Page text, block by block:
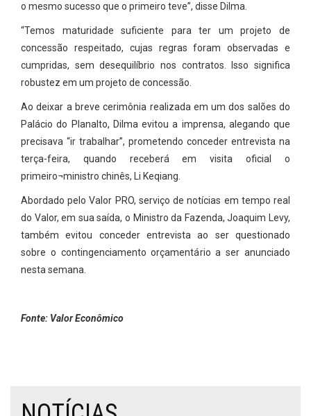
o mesmo sucesso que o primeiro teve”, disse Dilma.
“Temos maturidade suficiente para ter um projeto de
concessão respeitado, cujas regras foram observadas e
cumpridas, sem desequilíbrio nos contratos. Isso significa
robustez em um projeto de concessão.
Ao deixar a breve cerimônia realizada em um dos salões do
Palácio do Planalto, Dilma evitou a imprensa, alegando que
precisava “ir trabalhar”, prometendo conceder entrevista na
terça-feira, quando receberá em visita oficial o
primeiro¬ministro chinês, Li Keqiang.
Abordado pelo Valor PRO, serviço de notícias em tempo real
do Valor, em sua saída, o Ministro da Fazenda, Joaquim Levy,
também evitou conceder entrevista ao ser questionado
sobre o contingenciamento orçamentário a ser anunciado
nesta semana.
Fonte: Valor Econômico